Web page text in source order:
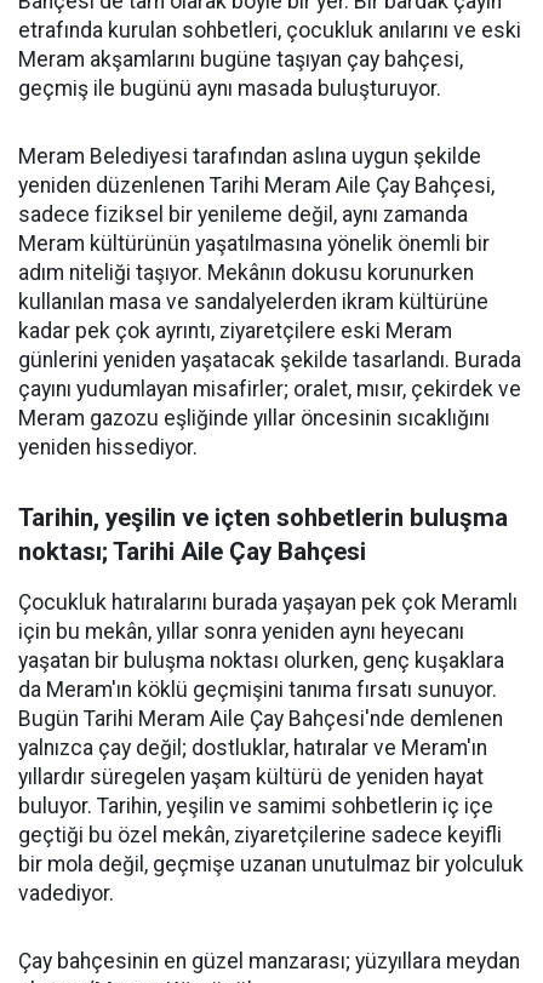
etrafında kurulan sohbetleri, çocukluk anılarını ve eski
Meram akşamlarını bugüne taşıyan çay bahçesi,
geçmiş ile bugünü aynı masada buluşturuyor.
Meram Belediyesi tarafından aslına uygun şekilde
yeniden düzenlenen Tarihi Meram Aile Çay Bahçesi,
sadece fiziksel bir yenileme değil, aynı zamanda
Meram kültürünün yaşatılmasına yönelik önemli bir
adım niteliği taşıyor. Mekânın dokusu korunurken
kullanılan masa ve sandalyelerden ikram kültürüne
kadar pek çok ayrıntı, ziyaretçilere eski Meram
günlerini yeniden yaşatacak şekilde tasarlandı. Burada
çayını yudumlayan misafirler; oralet, mısır, çekirdek ve
Meram gazozu eşliğinde yıllar öncesinin sıcaklığını
yeniden hissediyor.
Tarihin, yeşilin ve içten sohbetlerin buluşma
noktası; Tarihi Aile Çay Bahçesi
Çocukluk hatıralarını burada yaşayan pek çok Meramlı
için bu mekân, yıllar sonra yeniden aynı heyecanı
yaşatan bir buluşma noktası olurken, genç kuşaklara
da Meram'ın köklü geçmişini tanıma fırsatı sunuyor.
Bugün Tarihi Meram Aile Çay Bahçesi'nde demlenen
yalnızca çay değil; dostluklar, hatıralar ve Meram'ın
yıllardır süregelen yaşam kültürü de yeniden hayat
buluyor. Tarihin, yeşilin ve samimi sohbetlerin iç içe
geçtiği bu özel mekân, ziyaretçilerine sadece keyifli
bir mola değil, geçmişe uzanan unutulmaz bir yolculuk
vadediyor.
Çay bahçesinin en güzel manzarası; yüzyıllara meydan